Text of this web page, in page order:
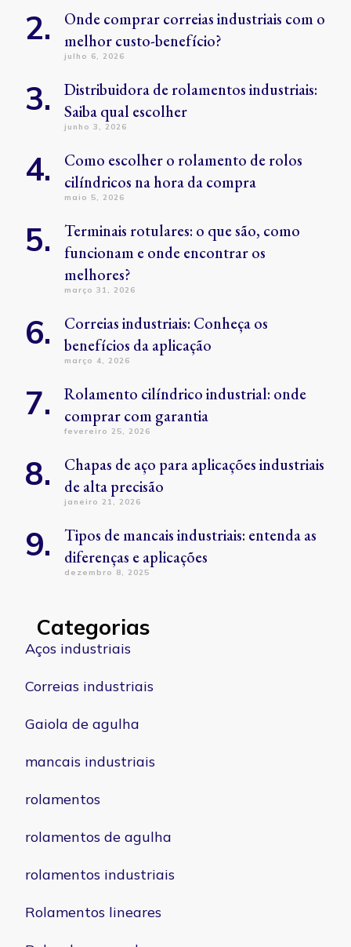
Onde comprar correias industriais com o
melhor custo-benefício?
julho 6, 2026
Distribuidora de rolamentos industriais:
Saiba qual escolher
junho 3, 2026
Como escolher o rolamento de rolos
cilíndricos na hora da compra
maio 5, 2026
Terminais rotulares: o que são, como
funcionam e onde encontrar os
melhores?
março 31, 2026
Correias industriais: Conheça os
benefícios da aplicação
março 4, 2026
Rolamento cilíndrico industrial: onde
comprar com garantia
fevereiro 25, 2026
Chapas de aço para aplicações industriais
de alta precisão
janeiro 21, 2026
Tipos de mancais industriais: entenda as
diferenças e aplicações
dezembro 8, 2025
Categorias
Aços industriais
Correias industriais
Gaiola de agulha
mancais industriais
rolamentos
rolamentos de agulha
rolamentos industriais
Rolamentos lineares